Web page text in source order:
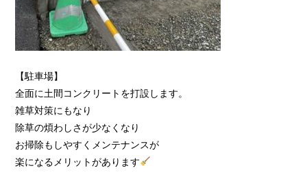
【駐車場】
全面に土間コンクリートを打設します。
雑草対策にもなり
除草の煩わしさが少なくなり
お掃除もしやすくメンテナンスが
楽になるメリットがあります